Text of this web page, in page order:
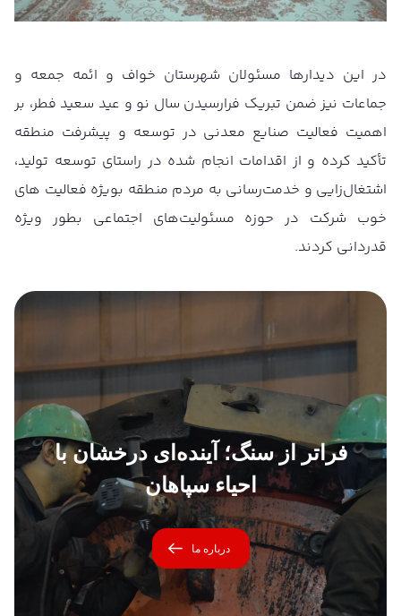
در این دیدارها مسئولان شهرستان خواف و ائمه جمعه و
جماعات نیز ضمن تبریک فرارسیدن سال نو و عید سعید فطر، بر
اهمیت فعالیت صنایع معدنی در توسعه و پیشرفت منطقه
تأکید کرده و از اقدامات انجام شده در راستای توسعه تولید،
اشتغال‌زایی و خدمت‌رسانی به مردم منطقه بویژه فعالیت های
خوب شرکت در حوزه مسئولیت‌های اجتماعی بطور ویژه
قدردانی کردند.
فراتر از سنگ؛ آینده‌ای درخشان با
احیاء سپاهان
درباره ما